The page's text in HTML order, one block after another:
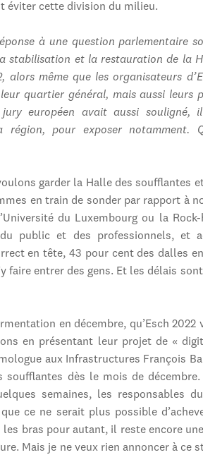
éviter cette division du milieu.
à une question parlementaire
stabilisation et la restauration de la
alors même que les organisateurs
quartier général, mais aussi leurs
européen avait aussi souligné,
pour exposer notamment.
garder la Halle des soufflantes
en train de sonder par rapport à
du Luxembourg ou la Rock-
public et des professionnels, et
en tête, 43 pour cent des dalles
faire entrer des gens. Et les délais
en décembre, qu’Esch
en présentant leur projet de «
aux Infrastructures François
dès le mois de
semaines, les responsables
ce ne serait plus possible
les bras pour autant, il reste encore
Mais je ne veux rien annoncer à ce